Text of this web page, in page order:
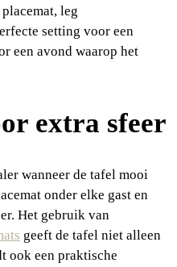
leg
setting voor een
een avond waarop het
extra sfeer
wanneer de tafel mooi
onder elke gast en
Het gebruik van
geeft de tafel niet alleen
ook een praktische